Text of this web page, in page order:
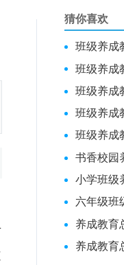
猜你喜欢
班级养成
班级养成
班级养成
班级养成
班级养成
书香校园
小学班级
六年级班
养成教育
养成教育